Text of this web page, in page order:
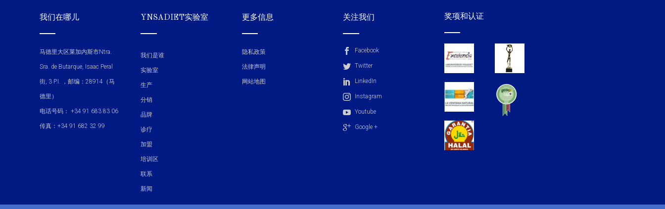
我们在哪儿
马德里大区莱加内斯市Ntra.
Sra. de Butarque, Isaac Peral
街, 3 P.I. ，邮编：28914（马
德里）
电话号码： +34 91 683 83 06
传真：+34 91 682 32 99
YNSADIET实验室
我们是谁
实验室
生产
分销
品牌
诊疗
加盟
培训区
联系
新闻
更多信息
隐私政策
法律声明
网站地图
关注我们
Facebook
Twitter
LinkedIn
Instagram
Youtube
Google +
奖项和认证